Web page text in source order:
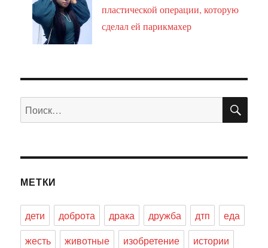
пластической операции, которую
сделал ей парикмахер
Искать:
МЕТКИ
дети доброта драка дружба дтп
еда
жесть
животные изобретение истории